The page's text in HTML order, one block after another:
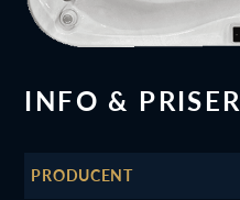
INFO & PRISER
PRODUCENT